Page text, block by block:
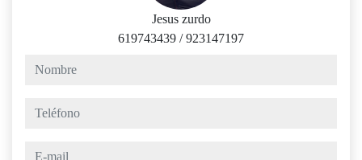
Jesus zurdo
619743439 /923147197
nombre
teléfono
e-mail